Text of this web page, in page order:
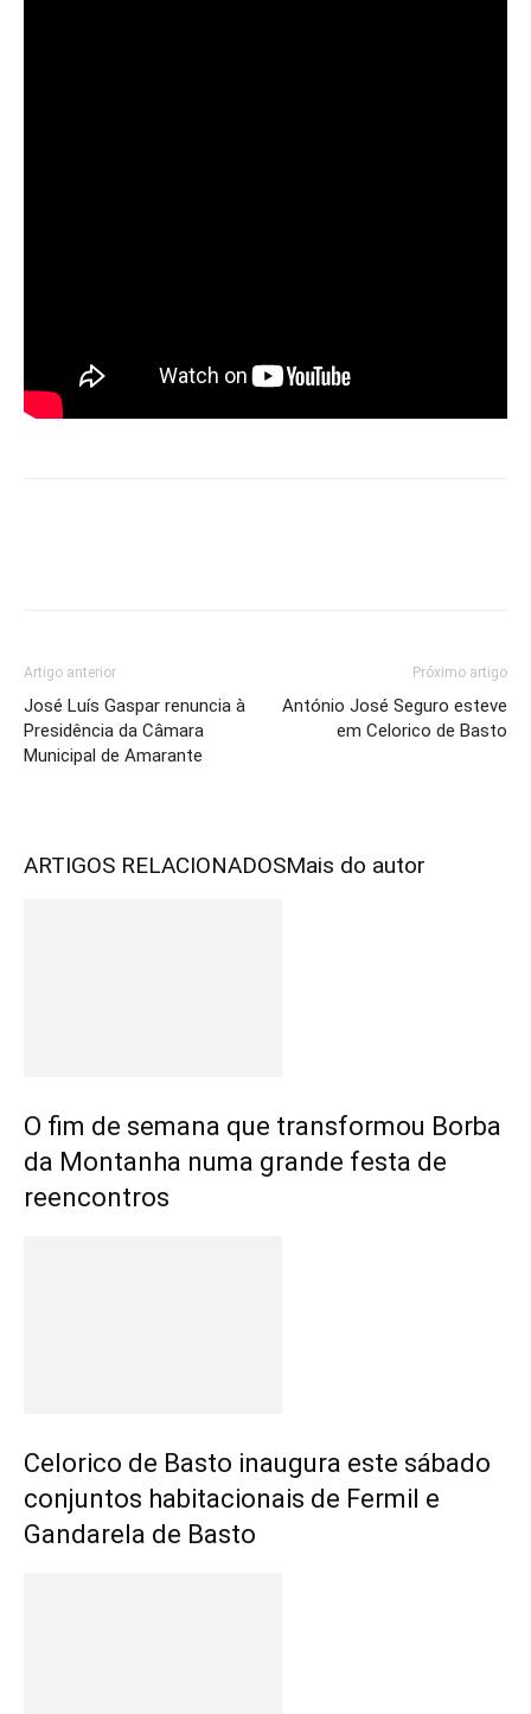
Artigo anterior
José Luís Gaspar renuncia à
Presidência da Câmara
Municipal de Amarante
Próximo artigo
António José Seguro esteve
em Celorico de Basto
ARTIGOS RELACIONADOSMais do autor
O fim de semana que transformou Borba
da Montanha numa grande festa de
reencontros
Celorico de Basto inaugura este sábado
conjuntos habitacionais de Fermil e
Gandarela de Basto